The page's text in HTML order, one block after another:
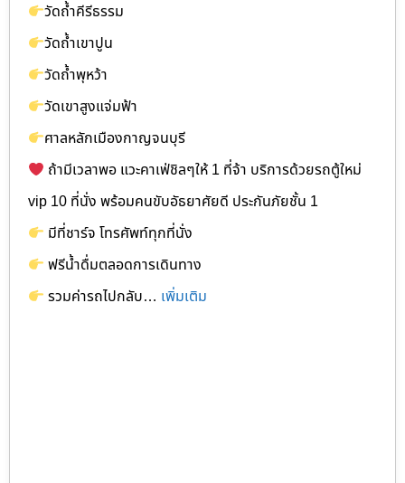
วัดถ้ำคีรีธรรม
วัดถ้ำเขาปูน
วัดถ้ำพุหว้า
วัดเขาสูงแจ่มฟ้า
ศาลหลักเมืองกาญจนบุรี
ถ้ามีเวลาพอ แวะคาเฟ่ชิลๆให้ 1 ที่จ้า บริการด้วยรถตู้ใหม่
vip 10 ที่นั่ง พร้อมคนขับอัธยาศัยดี ประกันภัยชั้น 1
มีที่ชาร์จ โทรศัพท์ทุกที่นั่ง
ฟรีน้ำดื่มตลอดการเดินทาง
รวมค่ารถไปกลับ… เพิ่มเติม